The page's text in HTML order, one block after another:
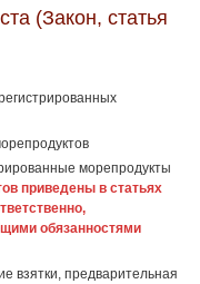
(Закон, статья
морепродукты
приведены в статьях
обязанностями
взятки, предварительная